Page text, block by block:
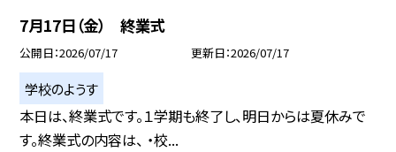
7月17日（金） 終業式
公開日 2026/07/17 更新日 2026/07/17
学校のようす
本日は、終業式です。１学期も終了し、明日からは夏休みで
す。終業式の内容は、 ・校...